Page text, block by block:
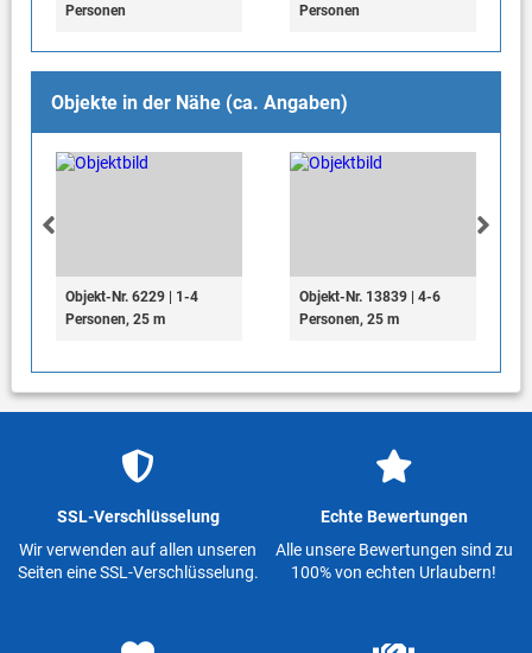
Personen
Personen
Objekte in der Nähe (ca. Angaben)
Objekt-Nr. 6229 | 1-4
Personen, 25 m
Objekt-Nr. 13839 | 4-6
Personen, 25 m
SSL-Verschlüsselung
Wir verwenden auf allen unseren
Seiten eine SSL-Verschlüsselung.
Echte Bewertungen
Alle unsere Bewertungen sind zu
100% von echten Urlaubern!